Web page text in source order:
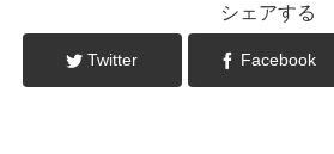
シェアする
Twitter Facebook